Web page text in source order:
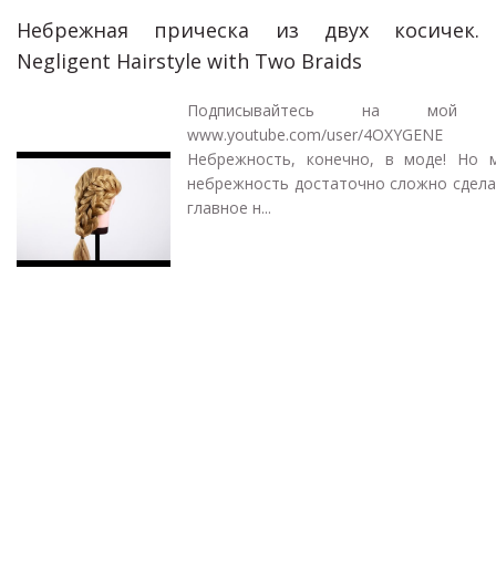
Небрежная прическа из двух косичек.
Negligent Hairstyle with Two Braids
Подписывайтесь на мой
www.youtube.com/user/4OXYGENE
Небрежность, конечно, в моде! Но
небрежность достаточно сложно
главное н...